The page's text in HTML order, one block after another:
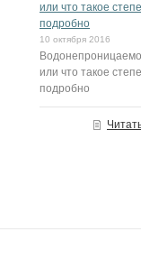
или что такое
подробно
10 октября 2016
или что такое
подробно